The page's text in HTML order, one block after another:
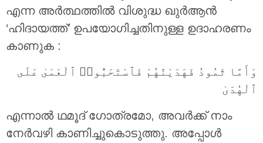
എന്ന അര്‍ത്ഥത്തിൽ വിശുദ്ധ ഖുര്‍ആൻ
‘ഹിദായത്ത്’ ഉപയോഗിച്ചതിനുള്ള ഉദാഹരണം
കാണുക :
وَأَمَّا ثَمُودُ فَهَدَيْنَٰهُمْ فَٱسْتَحَبُّوا۟ ٱلْعَمَىٰ عَلَى
ٱلْهُدَىٰ
എന്നാല്‍ ഥമൂദ് ഗോത്രമോ, അവര്‍ക്ക് നാം
നേര്‍വഴി കാണിച്ചുകൊടുത്തു. അപ്പോള്‍